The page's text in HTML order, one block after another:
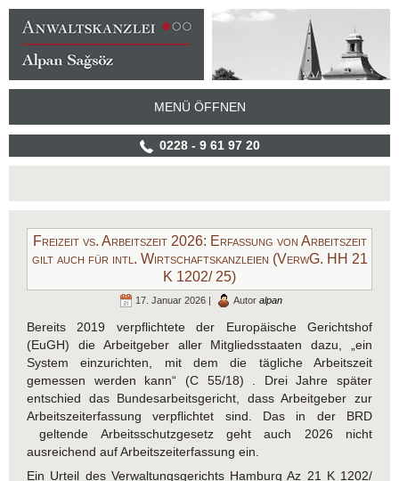
MENÜ ÖFFNEN
0228 - 9 61 97 20
Freizeit vs. Arbeitszeit 2026: Erfassung von Arbeitszeit
gilt auch für intl. Wirtschaftskanzleien (VerwG. HH 21
K 1202/ 25)
17. Januar 2026 | Autor alpan
Bereits 2019 verpflichtete der Europäische Gerichtshof
(EuGH) die Arbeitgeber aller Mitgliedsstaaten dazu, „ein
System einzurichten, mit dem die tägliche Arbeitszeit
gemessen werden kann“ (C 55/18) . Drei Jahre später
entschied das Bundesarbeitsgericht, dass Arbeitgeber zur
Arbeitszeiterfassung verpflichtet sind. Das in der BRD
geltende Arbeitsschutzgesetz geht auch 2026 nicht
ausreichend auf Arbeitszeiterfassung ein.
Ein Urteil des Verwaltungsgerichts Hamburg Az 21 K 1202/